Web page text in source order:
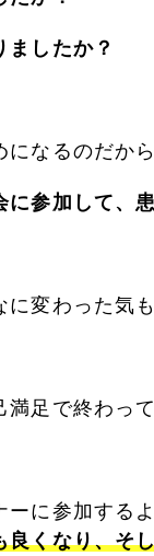
ましたか？
になるのだか
に参加して、
に変わった気
満足で終わっ
ーに参加する
良くなり、そ